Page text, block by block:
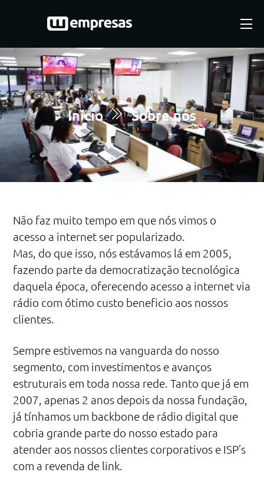
Início Sobre nós
Não faz muito tempo em que nós vimos o
acesso a internet ser popularizado.
Mas, do que isso, nós estávamos lá em 2005,
fazendo parte da democratização tecnológica
daquela época, oferecendo acesso a internet via
rádio com ótimo custo beneficio aos nossos
clientes.
Sempre estivemos na vanguarda do nosso
segmento, com investimentos e avanços
estruturais em toda nossa rede. Tanto que já em
2007, apenas 2 anos depois da nossa fundação,
já tínhamos um backbone de rádio digital que
cobria grande parte do nosso estado para
atender aos nossos clientes corporativos e ISP’s
com a revenda de link.